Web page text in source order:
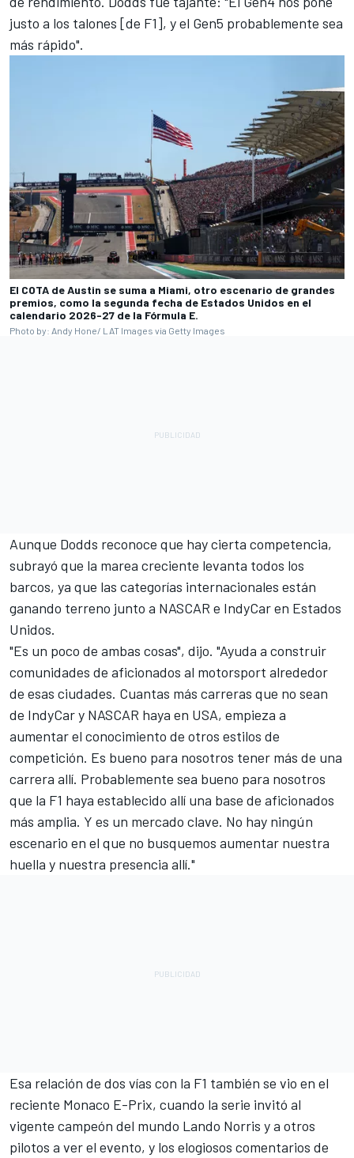
justo a los talones [de F1], y el Gen5 probablemente sea
más rápido".
El COTA de Austin se suma a Miami, otro escenario de grandes
premios, como la segunda fecha de Estados Unidos en el
calendario 2026-27 de la Fórmula E.
Photo by: Andy Hone/ LAT Images via Getty Images
Aunque Dodds reconoce que hay cierta competencia,
subrayó que la marea creciente levanta todos los
barcos, ya que las categorías internacionales están
ganando terreno junto a NASCAR e IndyCar en Estados
Unidos.
"Es un poco de ambas cosas", dijo. "Ayuda a construir
comunidades de aficionados al motorsport alrededor
de esas ciudades. Cuantas más carreras que no sean
de IndyCar y NASCAR haya en USA, empieza a
aumentar el conocimiento de otros estilos de
competición. Es bueno para nosotros tener más de una
carrera allí. Probablemente sea bueno para nosotros
que la F1 haya establecido allí una base de aficionados
más amplia. Y es un mercado clave. No hay ningún
escenario en el que no busquemos aumentar nuestra
huella y nuestra presencia allí."
Esa relación de dos vías con la F1 también se vio en el
reciente Monaco E-Prix, cuando la serie invitó al
vigente campeón del mundo Lando Norris y a otros
pilotos a ver el evento, y los elogiosos comentarios de